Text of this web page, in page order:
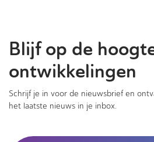
Blijf op de
ontwikkelingen
Schrijf je in voor de nieuwsbrief en
het laatste nieuws in je inbox.